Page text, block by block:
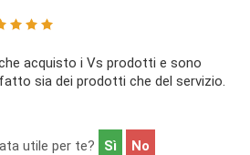
acquisto i Vs prodotti e sono
sia dei prodotti che del servizio.
utile per te? Sì No